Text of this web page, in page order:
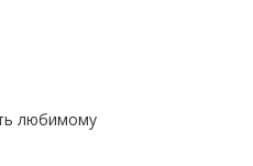
любимому